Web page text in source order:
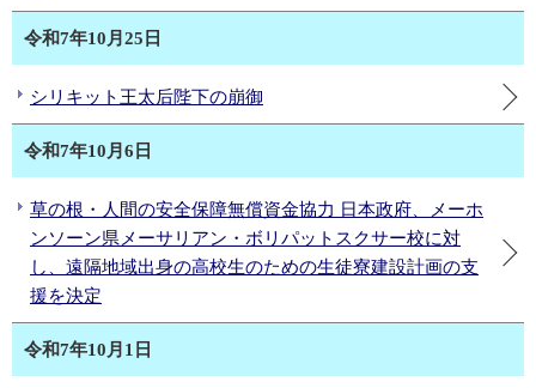
令和7年10月25日
シリキット王太后陛下の崩御
令和7年10月6日
草の根・人間の安全保障無償資金協力 日本政府、メーホ
ンソーン県メーサリアン・ボリパットスクサー校に対
し、遠隔地域出身の高校生のための生徒寮建設計画の支
援を決定
令和7年10月1日